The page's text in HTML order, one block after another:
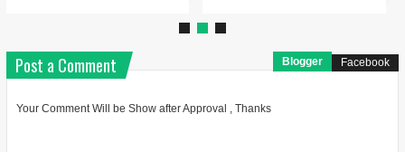
Post a Comment Blogger Facebook
Your Comment Will be Show after Approval , Thanks